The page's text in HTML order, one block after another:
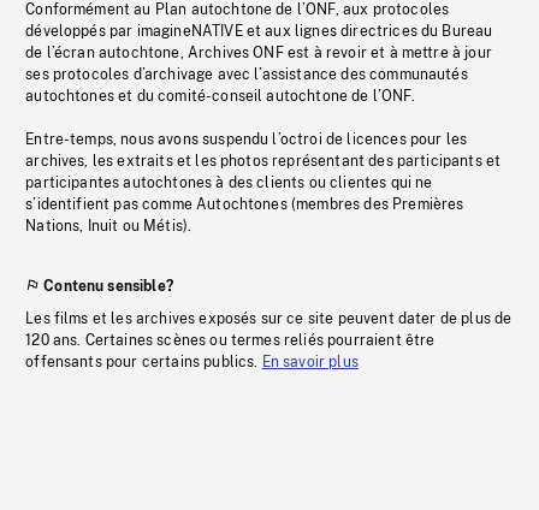
Conformément au Plan autochtone de l’ONF, aux protocoles
développés par imagineNATIVE et aux lignes directrices du Bureau
de l’écran autochtone, Archives ONF est à revoir et à mettre à jour
ses protocoles d’archivage avec l’assistance des communautés
autochtones et du comité-conseil autochtone de l’ONF.
Entre-temps, nous avons suspendu l’octroi de licences pour les
archives, les extraits et les photos représentant des participants et
participantes autochtones à des clients ou clientes qui ne
s’identifient pas comme Autochtones (membres des Premières
Nations, Inuit ou Métis).
Contenu sensible?
Les films et les archives exposés sur ce site peuvent dater de plus de
120 ans. Certaines scènes ou termes reliés pourraient être
offensants pour certains publics. En savoir plus